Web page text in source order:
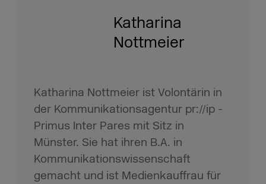
Katharina
Nottmeier
Katharina Nottmeier ist Volontärin in
der Kommunikationsagentur pr://ip -
Primus Inter Pares mit Sitz in
Münster. Sie hat ihren B.A. in
Kommunikationswissenschaft
gemacht und ist Medienkauffrau für